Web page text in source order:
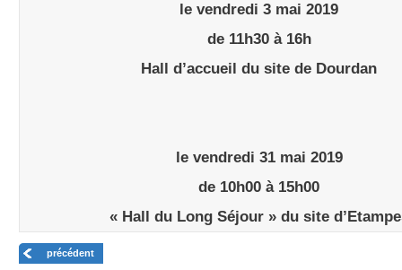
le vendredi 3 mai 2019
de 11h30 à 16h
Hall d’accueil du site de Dourdan
le vendredi 31 mai 2019
de 10h00 à 15h00
« Hall du Long Séjour » du site
précédent